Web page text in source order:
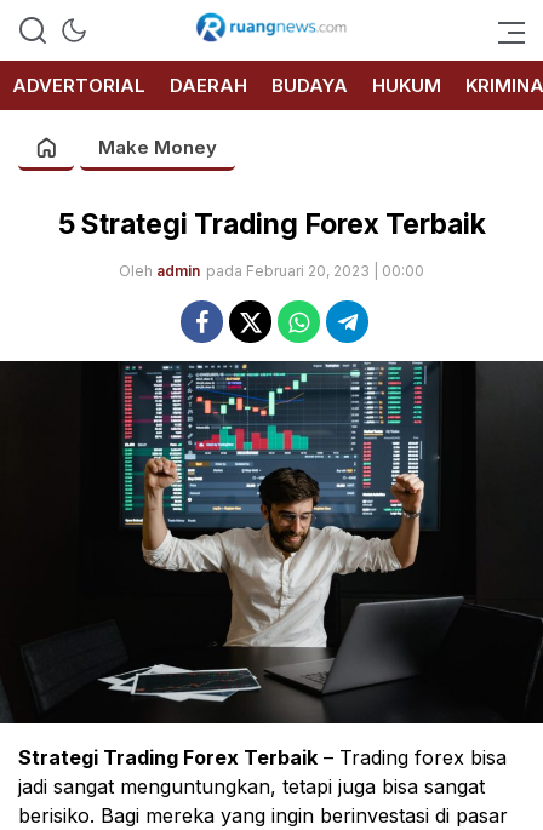
RUANG
NEWS
ADVERTORIAL
DAERAH BUDAYA HUKUM
Make Money
5 Strategi Trading Forex Terbaik
Oleh admin pada Februari 20, 2023 | 00:00
Strategi Trading Forex Terbaik – Trading forex bisa
jadi sangat menguntungkan, tetapi juga bisa sangat
berisiko. Bagi mereka yang ingin berinvestasi di pasar